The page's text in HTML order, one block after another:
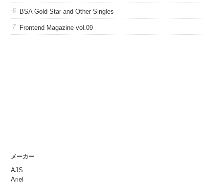
BSA Gold Star and Other Singles
Frontend Magazine vol.09
メーカー
AJS
Ariel